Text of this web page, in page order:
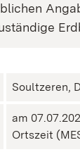
Soultzeren,
am
Ortszeit